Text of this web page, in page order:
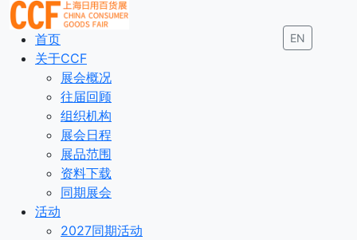
EN
首页
关于CCF
展会概况
往届回顾
组织机构
展会日程
展品范围
资料下载
同期展会
活动
2027同期活动